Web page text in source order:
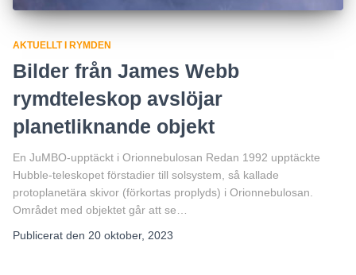
AKTUELLT I RYMDEN
Bilder från James Webb
rymdteleskop avslöjar
planetliknande objekt
En JuMBO-upptäckt i Orionnebulosan Redan 1992 upptäckte
Hubble-teleskopet förstadier till solsystem, så kallade
protoplanetära skivor (förkortas proplyds) i Orionnebulosan.
Området med objektet går att se…
Publicerat den 20 oktober, 2023